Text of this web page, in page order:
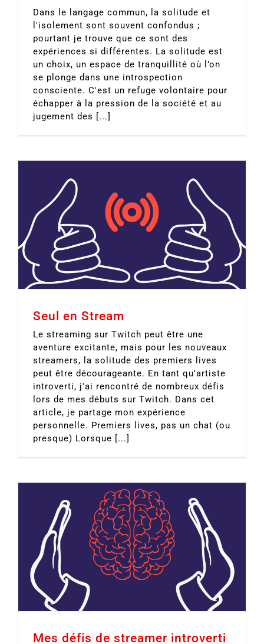
Dans le langage commun, la solitude et
l'isolement sont souvent confondus ;
pourtant je trouve que ce sont des
expériences si différentes. La solitude est
un choix, un espace de tranquillité où l’on
se plonge dans une introspection
consciente. C'est un refuge volontaire pour
échapper à la pression de la société et au
jugement des [...]
Seul en Stream
Le streaming sur Twitch peut être une
aventure excitante, mais pour les nouveaux
streamers, la solitude des premiers lives
peut être décourageante. En tant qu'artiste
introverti, j'ai rencontré de nombreux défis
lors de mes débuts sur Twitch. Dans cet
article, je partage mon expérience
personnelle. Premiers lives, pas un chat (ou
presque) Lorsque [...]
Mes défis de streamer introverti